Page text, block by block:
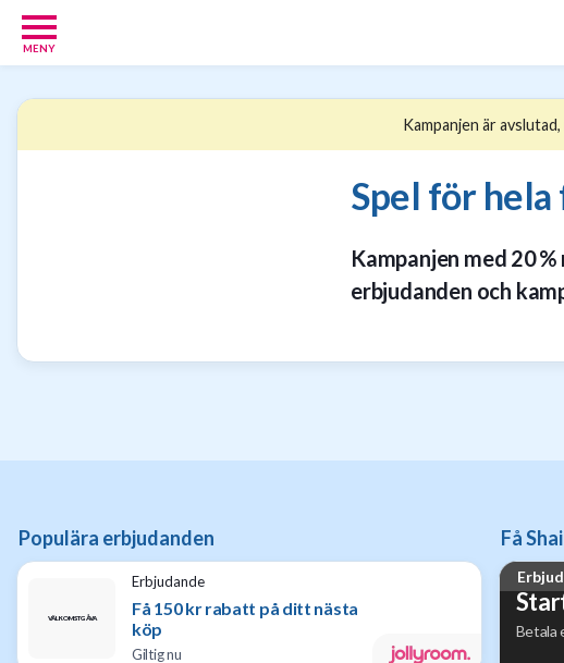
MENY
Kampanjen är
Spel för
Kampanjen med 20
erbjudanden och
Populära erbjudanden
VÄLKOMSTGÅVA
Erbjudande
Få 150 kr rabatt på ditt nästa
köp
Giltig nu
Få
Betala
21